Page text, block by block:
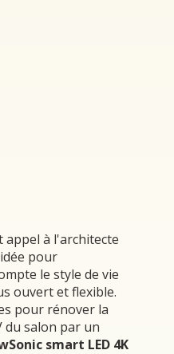
à l'architecte
pour
le style de vie
ouvert et flexible.
pour rénover la
du salon par un
smart LED 4K